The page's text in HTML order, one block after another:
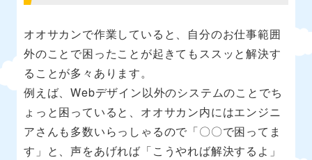
オオサカンで作業していると、自分のお仕事範囲
外のことで困ったことが起きてもススッと解決す
ることが多々あります。
例えば、Webデザイン以外のシステムのことでち
ょっと困っていると、オオサカン内にはエンジニ
アさんも多数いらっしゃるので「〇〇で困ってま
す」と、声をあげれば「こうやれば解決するよ」